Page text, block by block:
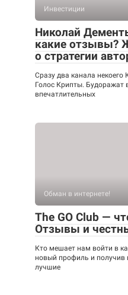
Инвестиции
Николай
какие отзывы?
о стратегии
Сразу два канала
Голос Крипты. Будоражат
впечатлительных
Обман в интернете!
The GO Club —
Отзывы и
Кто мешает нам войти в
новый профиль и получив
лучшие